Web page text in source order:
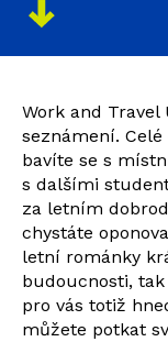
Work and
seznámení.
bavíte se s
s dalšími
za letním
chystáte
letní románky
budoucnosti,
pro vás totiž
můžete potkat